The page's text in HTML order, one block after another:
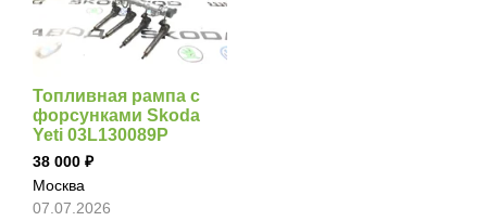
Топливная рампа с
форсунками Skoda
Yeti 03L130089P
38 000
Москва
07.07.2026